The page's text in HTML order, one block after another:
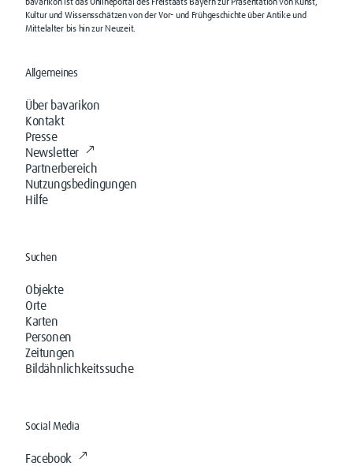
bavarikon ist das Onlineportal des Freistaats Bayern zur Präsentation von Kunst,
Kultur und Wissensschätzen von der Vor- und Frühgeschichte über Antike und
Mittelalter bis hin zur Neuzeit.
Allgemeines
Über bavarikon
Kontakt
Presse
Newsletter
Partnerbereich
Nutzungsbedingungen
Hilfe
Suchen
Objekte
Orte
Karten
Personen
Zeitungen
Bildähnlichkeitssuche
Social Media
Facebook